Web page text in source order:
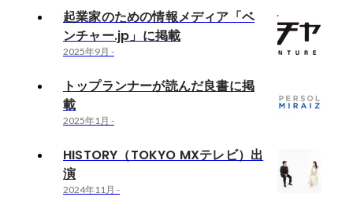
起業家のための情報メディア「ベ
ンチャー.jp」に掲載
2025年9月 -
トップランナーが読んだ良書に掲
載
2025年1月 -
HISTORY（TOKYO MXテレビ）出
演
2024年11月 -